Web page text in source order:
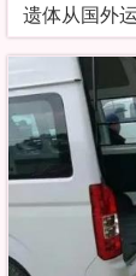
遗体从国外